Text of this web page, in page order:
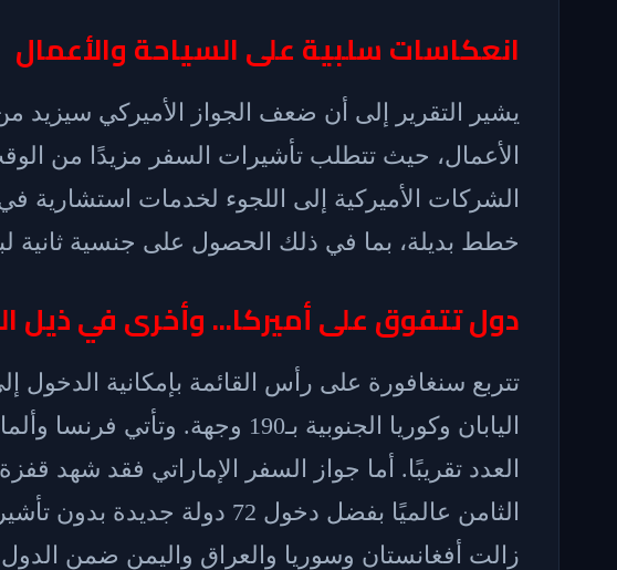
انعكاسات سلبية على السياحة والأعمال
يشير التقرير إلى أن ضعف الجواز الأميركي سيزيد
الأعمال، حيث تتطلب تأشيرات السفر مزيدًا من
الشركات الأميركية إلى اللجوء لخدمات استشارية
خطط بديلة، بما في ذلك الحصول على جنسية ثانية
دول تتفوق على أميركا... وأخرى في ذيل
اليابان وكوريا الجنوبية بـ190 وجهة.
العدد تقريبًا. أما جواز السفر الإماراتي فقد شهد
زالت أفغانستان وسوريا والعراق واليمن ضمن